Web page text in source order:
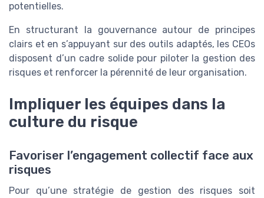
potentielles.
En structurant la gouvernance autour de principes
clairs et en s’appuyant sur des outils adaptés, les CEOs
disposent d’un cadre solide pour piloter la gestion des
risques et renforcer la pérennité de leur organisation.
Impliquer les équipes dans la
culture du risque
Favoriser l’engagement collectif face aux
risques
Pour qu’une stratégie de gestion des risques soit